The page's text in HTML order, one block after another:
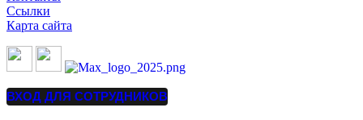
Ссылки
Карта сайта
ВХОД ДЛЯ СОТРУДНИКОВ